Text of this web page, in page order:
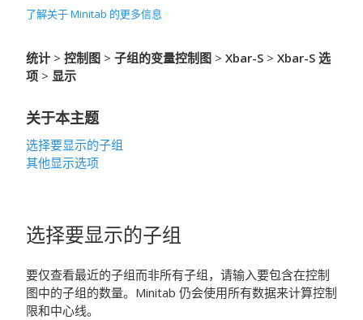
了解关于 Minitab 的更多信息
统计 > 控制图 > 子组的变量控制图 > Xbar-S > Xbar-S 选
项 > 显示
关于本主题
选择要显示的子组
其他显示选项
选择要显示的子组
要仅查看最近的子组而非所有子组，请输入要包含在控制
图中的子组的数量。Minitab 仍会使用所有数据来计算控制
限和中心线。